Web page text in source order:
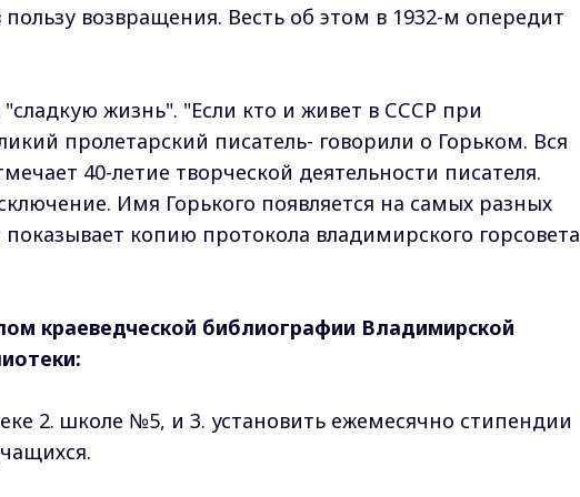
возвращения. Весть об этом в 1932-м опередит
жизнь". "Если кто и живет в СССР при
пролетарский писатель- говорили о Горьком. Вся
40-летие творческой деятельности писателя.
Имя Горького появляется на самых разных
копию протокола владимирского
краеведческой библиографии Владимирской
2. школе №5, и 3. установить ежемесячно стипендии